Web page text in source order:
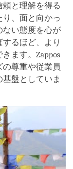
と理解を得る
、面と向かっ
ない態度を心が
るほど、より
ます。Zappos
尊重や従業員
盤としていま